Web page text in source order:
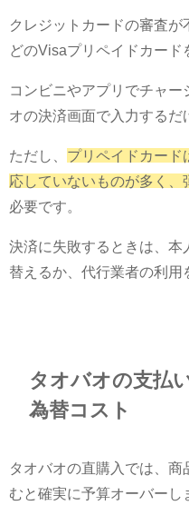
クレジットカードの審査
どのVisaプリペイドカード
コンビニやアプリでチャ
オの決済画面で入力するだ
ただし、 プリペイドカード
応していないものが多く、
必要です。
決済に失敗するときは、本
替えるか、代行業者の利用
タオバオの支払
為替コスト
タオバオの直購入では、商
むと確実に予算オーバーし